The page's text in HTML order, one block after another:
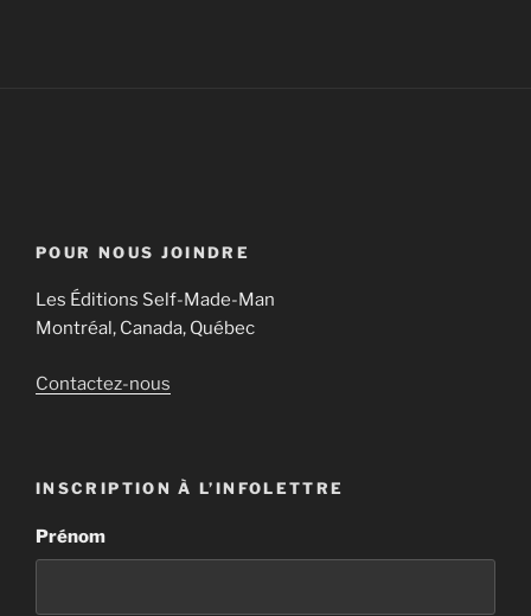
POUR NOUS JOINDRE
Les Éditions Self-Made-Man
Montréal, Canada, Québec
Contactez-nous
INSCRIPTION À L’INFOLETTRE
Prénom